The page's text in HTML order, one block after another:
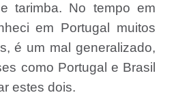
tarimba. No tempo em
em Portugal muitos
é um mal generalizado,
como Portugal e Brasil
estes dois.